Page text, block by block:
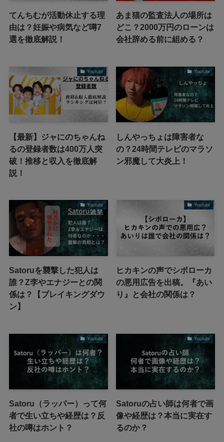
てんちむが活動休止する理
由は？妊娠や病気など噂7
選を徹底解説！
あま猫の監査法人の場所は
どこ？2000万円のローンは
会社辞める前に組める？
Youtubr
【最新】ジャにのちゃんね
るの登録者数は400万人突
破！推移と収入を徹底解
説！
Youtubr
しんやっちょは障害者な
の？24時間テレビのマラソ
ン邪魔して大炎上！
Youtubr
Satoruを襲撃した犯人は
誰？Z李やエナジーとの関
係は？【ブレイキングダウ
ン】
Youtubr
ヒカキンの声でシボローカ
の悪用広告を出稿。『あい
り』と会社の関係は？
Youtubr
Satoru（ラッパー）って何
者で生い立ちや経歴は？反
社の噂はホント？
Youtubr
Satoruの占い師は何者で画
像や経歴は？本当に実在す
るのか？